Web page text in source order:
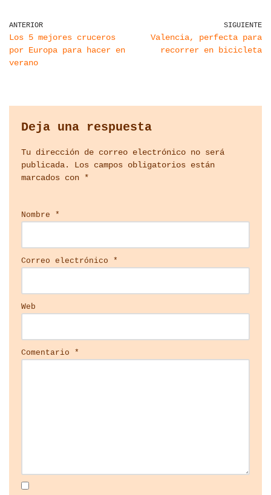
ANTERIOR
Los 5 mejores cruceros
por Europa para hacer en
verano
SIGUIENTE
Valencia, perfecta para
recorrer en bicicleta
Deja una respuesta
Tu dirección de correo electrónico no será
publicada.
Los campos obligatorios están
marcados con *
Nombre *
Correo electrónico *
Web
Comentario *